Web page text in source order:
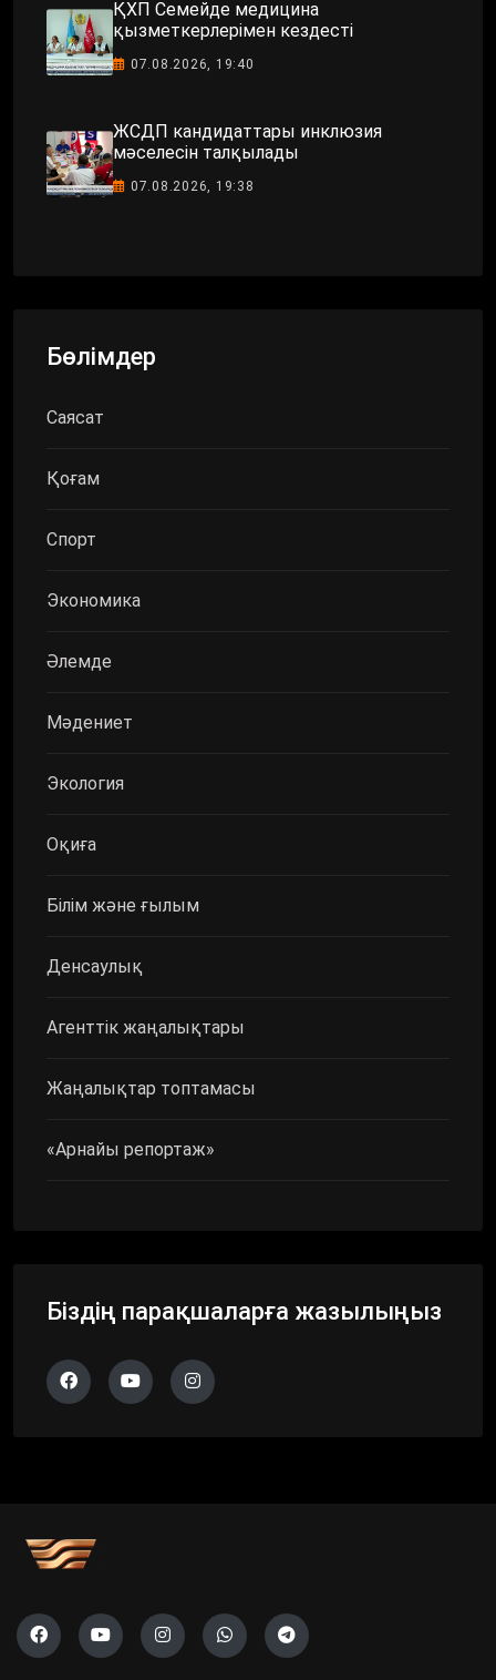
ҚХП Семейде медицина
қызметкерлерімен кездесті
07.08.2026, 19:40
ЖСДП кандидаттары инклюзия
мәселесін талқылады
07.08.2026, 19:38
Бөлімдер
Саясат
Қоғам
Спорт
Экономика
Әлемде
Мәдениет
Экология
Оқиға
Білім және ғылым
Денсаулық
Агенттік жаңалықтары
Жаңалықтар топтамасы
«Арнайы репортаж»
Біздің парақшаларға жазылыңыз